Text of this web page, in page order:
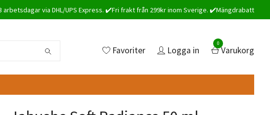
via DHL/UPS Express. ✔️Fri frakt från 299kr inom Sverige. ✔️Mängdrabatt
Favoriter Logga in
0
Varukorg